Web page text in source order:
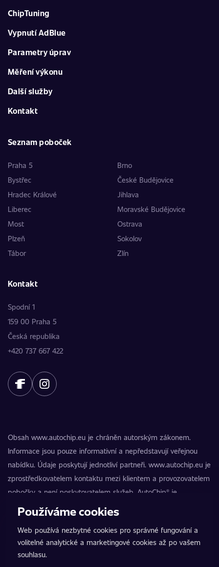
ChipTuning
Vypnutí AdBlue
Parametry úprav
Měření výkonu
Další služby
Kontakt
Seznam poboček
Praha 5
Brno
Bystřec
České Budějovice
Hradec Králové
Jihlava
Liberec
Moravské Budějovice
Most
Ostrava
Plzeň
Sokolov
Tábor
Zlín
Kontakt
Spodní 1
159 00 Praha 5
Česká republika
+420 737 667 422
Obsah www.autochip.eu je chráněn autorským zákonem.
Informace jsou pouze informativní a nepředstavují veřejnou
nabídku. Údaje poskytují jednotliví partneři. www.autochip.eu je
zprostředkovatelem kontaktu mezi klientem a provozovatelem
pobočky a není poskytovatelem služeb. AutoChip® je
registrovaná ochranná známka Petra Kučery. Úpravy, které
nezpůsobilosti vozidla k provozu na pozemních komunikacích.
Přesné informace poskytuje vždy konkrétní provozovatel
pobočky.
Používáme cookies
Web používá nezbytné cookies pro správné fungování a
volitelné analytické a marketingové cookies až po vašem
souhlasu.